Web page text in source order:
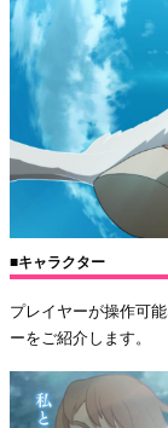
■キャラクター
プレイヤーが操作可
ーをご紹介します。